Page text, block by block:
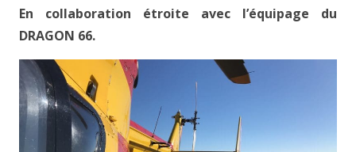
En collaboration étroite avec l’équipage du
DRAGON 66.